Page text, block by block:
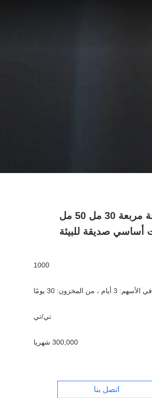
زجاجة قطرة زجاجية شفافة مربعة 30 مل 50 مل
1000
في الأسهم: 3 أيام ، من المخزون: 30 يومًا
تي/تي
300,000 شهريا
اتصل بنا